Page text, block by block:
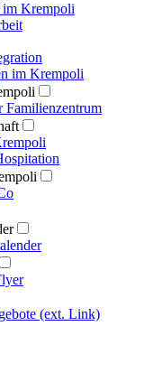
im Krempoli
im Krempoli
Familienzentrum
(ext. Link)